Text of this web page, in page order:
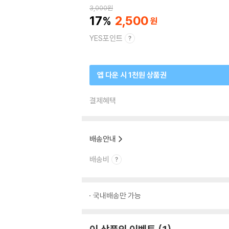
3,000원
17 2,500
YES포인트
앱 다운 시 1천원 상품권
결제혜택
배송안내
배송비
국내배송만 가능